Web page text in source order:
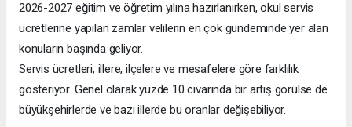
2026-2027 eğitim ve öğretim yılına hazırlanırken, okul servis
ücretlerine yapılan zamlar velilerin en çok gündeminde yer alan
konuların başında geliyor.
Servis ücretleri; illere, ilçelere ve mesafelere göre farklılık
gösteriyor. Genel olarak yüzde 10 civarında bir artış görülse de
büyükşehirlerde ve bazı illerde bu oranlar değişebiliyor.